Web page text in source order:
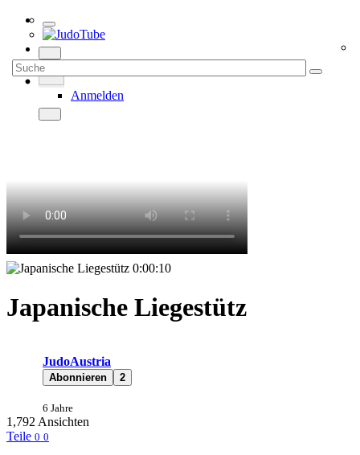
Anmelden
0:00:10
Japanische Liegestütz
JudoAustria
Abonnieren 2
6 Jahre
1,792 Ansichten
Teile 0 0